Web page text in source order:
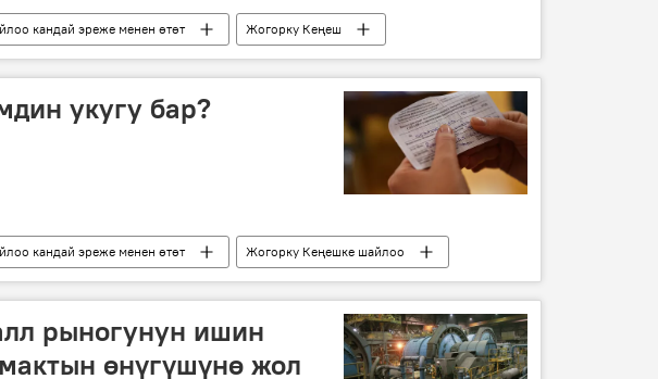
кандай эреже менен өтөт
Жогорку Кеңеш
партиялар талапкер жаран
тизме
укугу бар?
кандай эреже менен өтөт
Жогорку Кеңешке шайлоо
саясий партиялар талапкер
добуш берүү
рыногунун ишин
өнүгүшүнө жол